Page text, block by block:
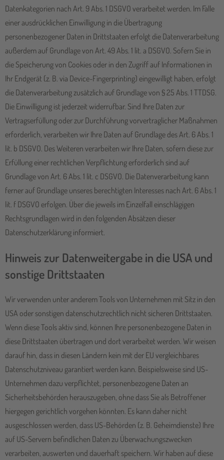
Datenkategorien nach Art. 9 Abs. 1 DSGVO verarbeitet werden. Im Falle
einer ausdrücklichen Einwilligung in die Übertragung
personenbezogener Daten in Drittstaaten erfolgt die Datenverarbeitung
außerdem auf Grundlage von Art. 49 Abs. 1 lit. a DSGVO. Sofern Sie in
die Speicherung von Cookies oder in den Zugriff auf Informationen in
Ihr Endgerät (z. B. via Device-Fingerprinting) eingewilligt haben, erfolgt
die Datenverarbeitung zusätzlich auf Grundlage von § 25 Abs. 1 TTDSG.
Die Einwilligung ist jederzeit widerrufbar. Sind Ihre Daten zur
Vertragserfüllung oder zur Durchführung vorvertraglicher Maßnahmen
erforderlich, verarbeiten wir Ihre Daten auf Grundlage des Art. 6 Abs. 1
lit. b DSGVO. Des Weiteren verarbeiten wir Ihre Daten, sofern diese zur
Erfüllung einer rechtlichen Verpflichtung erforderlich sind auf
Grundlage von Art. 6 Abs. 1 lit. c DSGVO. Die Datenverarbeitung kann
ferner auf Grundlage unseres berechtigten Interesses nach Art. 6 Abs. 1
lit. f DSGVO erfolgen. Über die jeweils im Einzelfall einschlägigen
Rechtsgrundlagen wird in den folgenden Absätzen dieser
Datenschutzerklärung informiert.
Hinweis zur Datenweitergabe in die USA und
sonstige Drittstaaten
Wir verwenden unter anderem Tools von Unternehmen mit Sitz in den
USA oder sonstigen datenschutzrechtlich nicht sicheren Drittstaaten.
Wenn diese Tools aktiv sind, können Ihre personenbezogene Daten in
diese Drittstaaten übertragen und dort verarbeitet werden. Wir weisen
darauf hin, dass in diesen Ländern kein mit der EU vergleichbares
Datenschutzniveau garantiert werden kann. Beispielsweise sind US-
Unternehmen dazu verpflichtet, personenbezogene Daten an
Sicherheitsbehörden herauszugeben, ohne dass Sie als Betroffener
hiergegen gerichtlich vorgehen könnten. Es kann daher nicht
ausgeschlossen werden, dass US-Behörden (z. B. Geheimdienste) Ihre
auf US-Servern befindlichen Daten zu Überwachungszwecken
verarbeiten, auswerten und dauerhaft speichern. Wir haben auf diese